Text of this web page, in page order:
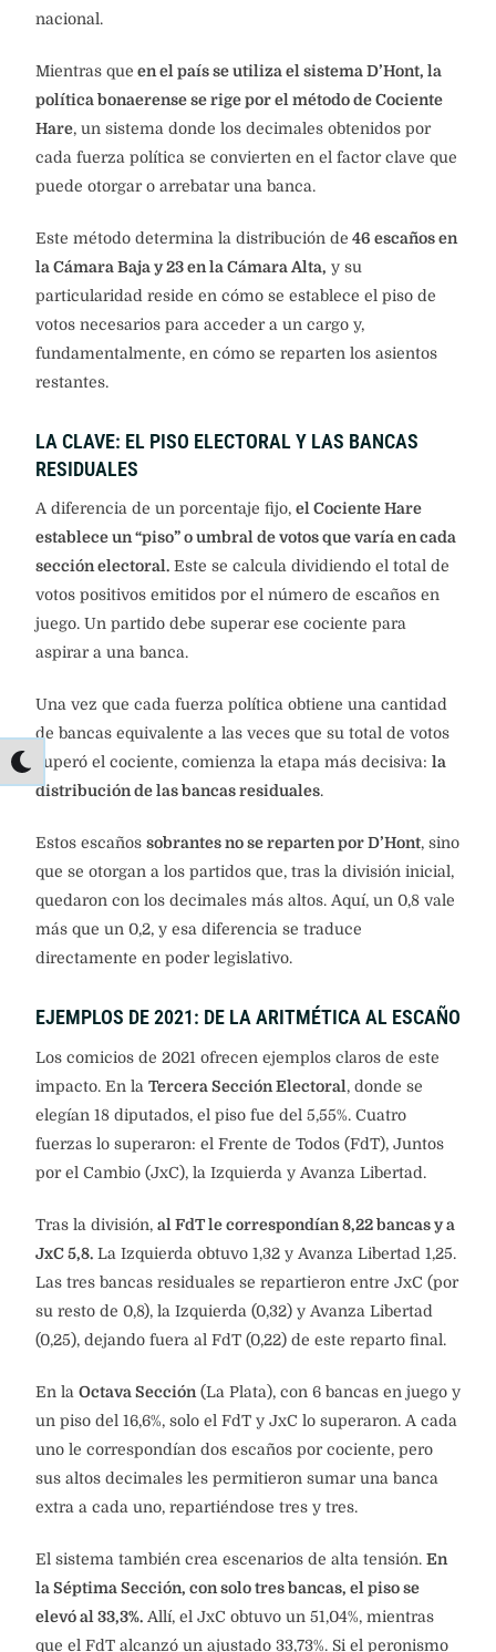
nacional.
Mientras que en el país se utiliza el sistema D’Hont, la
política bonaerense se rige por el método de Cociente
Hare, un sistema donde los decimales obtenidos por
cada fuerza política se convierten en el factor clave que
puede otorgar o arrebatar una banca.
Este método determina la distribución de 46 escaños en
la Cámara Baja y 23 en la Cámara Alta, y su
particularidad reside en cómo se establece el piso de
votos necesarios para acceder a un cargo y,
fundamentalmente, en cómo se reparten los asientos
restantes.
LA CLAVE: EL PISO ELECTORAL Y LAS BANCAS
RESIDUALES
A diferencia de un porcentaje fijo, el Cociente Hare
establece un “piso” o umbral de votos que varía en cada
sección electoral. Este se calcula dividiendo el total de
votos positivos emitidos por el número de escaños en
juego. Un partido debe superar ese cociente para
aspirar a una banca.
Una vez que cada fuerza política obtiene una cantidad
de bancas equivalente a las veces que su total de votos
superó el cociente, comienza la etapa más decisiva: la
distribución de las bancas residuales.
Estos escaños sobrantes no se reparten por D’Hont, sino
que se otorgan a los partidos que, tras la división inicial,
quedaron con los decimales más altos. Aquí, un 0,8 vale
más que un 0,2, y esa diferencia se traduce
directamente en poder legislativo.
EJEMPLOS DE 2021: DE LA ARITMÉTICA AL ESCAÑO
Los comicios de 2021 ofrecen ejemplos claros de este
impacto. En la Tercera Sección Electoral , donde se
elegían 18 diputados, el piso fue del 5,55%. Cuatro
fuerzas lo superaron: el Frente de Todos (FdT), Juntos
por el Cambio (JxC), la Izquierda y Avanza Libertad.
Tras la división, al FdT le correspondían 8,22 bancas y a
JxC 5,8. La Izquierda obtuvo 1,32 y Avanza Libertad 1,25.
Las tres bancas residuales se repartieron entre JxC (por
su resto de 0,8), la Izquierda (0,32) y Avanza Libertad
(0,25), dejando fuera al FdT (0,22) de este reparto final.
En la Octava Sección (La Plata), con 6 bancas en juego y
un piso del 16,6%, solo el FdT y JxC lo superaron. A cada
uno le correspondían dos escaños por cociente, pero
sus altos decimales les permitieron sumar una banca
extra a cada uno, repartiéndose tres y tres.
El sistema también crea escenarios de alta tensión. En
la Séptima Sección, con solo tres bancas, el piso se
elevó al 33,3%. Allí, el JxC obtuvo un 51,04%, mientras
que el FdT alcanzó un ajustado 33,73%. Si el peronismo